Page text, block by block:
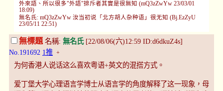
外來語、所以很多"外語"排斥者其實是很無知 (mQ3zZwYw 23/03/01
18:09)
無名氏: mQ3zZwYw 汝当初说「北方胡人杂种语」很无知 (Bj.EzZyU
23/05/11 22:51)
無標題名稱: 無名氏[22/08/06(六)12:59 ID:d6dkuZ4s]
No.191692 1推 +
为何香港人说话这么喜欢粤语+英文的混搭方式。
爱丁堡大学心理语言学博士从语言学的角度解释了这一现象，母